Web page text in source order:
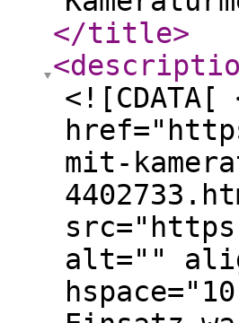
</title>
<![CDATA[
mit-
alt=""